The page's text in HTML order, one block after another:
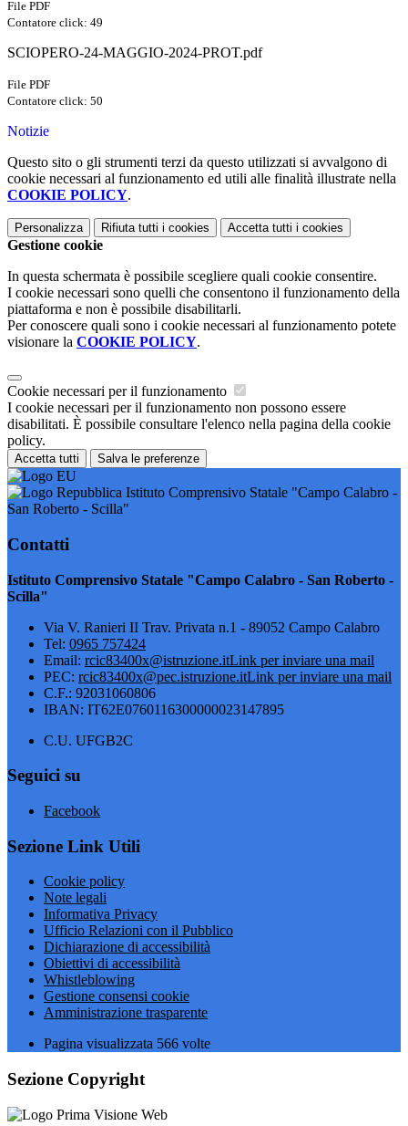
File PDF
Contatore click: 49
SCIOPERO-24-MAGGIO-2024-PROT.pdf
File PDF
Contatore click: 50
Notizie
Questo sito o gli strumenti terzi da questo utilizzati si avvalgono di
cookie necessari al funzionamento ed utili alle finalità illustrate nella
COOKIE POLICY.
Personalizza Rifiuta tutti i cookies Accetta tutti i cookies
Gestione cookie
In questa schermata è possibile scegliere quali cookie consentire.
I cookie necessari sono quelli che consentono il funzionamento della
piattaforma e non è possibile disabilitarli.
Per conoscere quali sono i cookie necessari al funzionamento potete
visionare la COOKIE POLICY.
Cookie necessari per il funzionamento
I cookie necessari per il funzionamento non possono essere
disabilitati. È possibile consultare l'elenco nella pagina della cookie
policy.
Accetta tutti Salva le preferenze
Istituto Comprensivo Statale "Campo Calabro -
San Roberto - Scilla"
Contatti
Istituto Comprensivo Statale "Campo Calabro - San Roberto -
Scilla"
Via V. Ranieri II Trav. Privata n.1 - 89052 Campo Calabro
Tel: 0965 757424
Email: rcic83400x@istruzione.itLink per inviare una mail
PEC: rcic83400x@pec.istruzione.itLink per inviare una mail
C.F.: 92031060806
IBAN: IT62E0760116300000023147895
C.U. UFGB2C
Seguici su
Facebook
Sezione Link Utili
Cookie policy
Note legali
Informativa Privacy
Ufficio Relazioni con il Pubblico
Dichiarazione di accessibilità
Obiettivi di accessibilità
Whistleblowing
Gestione consensi cookie
Amministrazione trasparente
Pagina visualizzata 566 volte
Sezione Copyright